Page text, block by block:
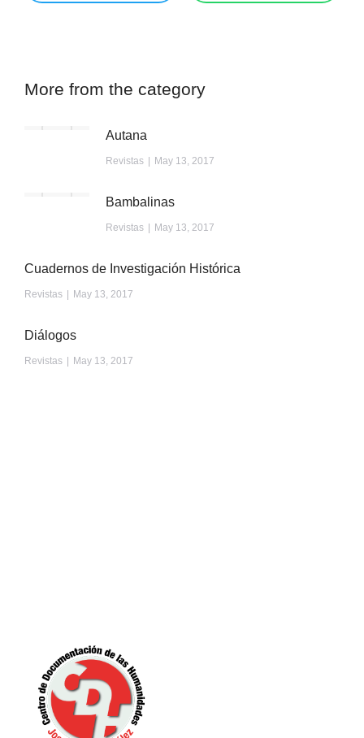
More from the category
Autana
Revistas May 13, 2017
Bambalinas
Revistas May 13, 2017
Cuadernos de Investigación Histórica
Revistas May 13, 2017
Diálogos
Revistas May 13, 2017